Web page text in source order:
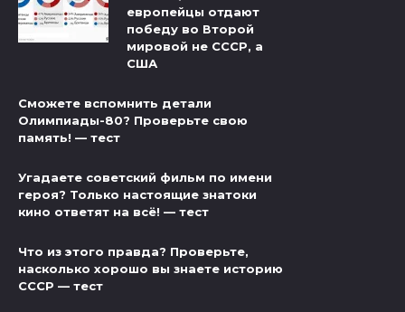
европейцы отдают
победу во Второй
мировой не СССР, а
США
Сможете вспомнить детали
Олимпиады-80? Проверьте свою
память! — тест
Угадаете советский фильм по имени
героя? Только настоящие знатоки
кино ответят на всё! — тест
Что из этого правда? Проверьте,
насколько хорошо вы знаете историю
СССР — тест